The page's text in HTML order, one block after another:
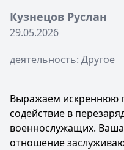
Кузнецов Руслан
29.05.2026
деятельность: Другое
Выражаем искреннюю
содействие в
военнослужащих.
отношение